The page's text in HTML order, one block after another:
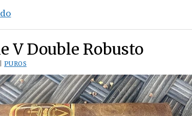
Flor
de
D’Crossier
Selección
Escogida
Lumina
Double
Corona
V Double Robusto
|PUROS